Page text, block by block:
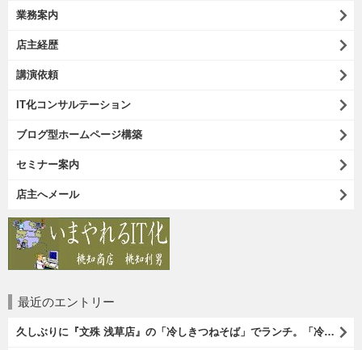
業務案内
店主経歴
講演依頼
IT化コンサルテーション
ブログ型ホームページ構築
セミナー案内
店主へメール
最近のエントリー
久しぶりに『文殊 浅草店』の「冷しきつねそば」でランチ。「冷しきつめそば」のうまさは甘さである。 あたしは思い出していたのだ。この甘さのせいで「きつねそば」を敬遠していたのか、と。 でも、うまかったのだよ（笑）。（文殊 浅草店：浅草一丁目：浅草地下街）